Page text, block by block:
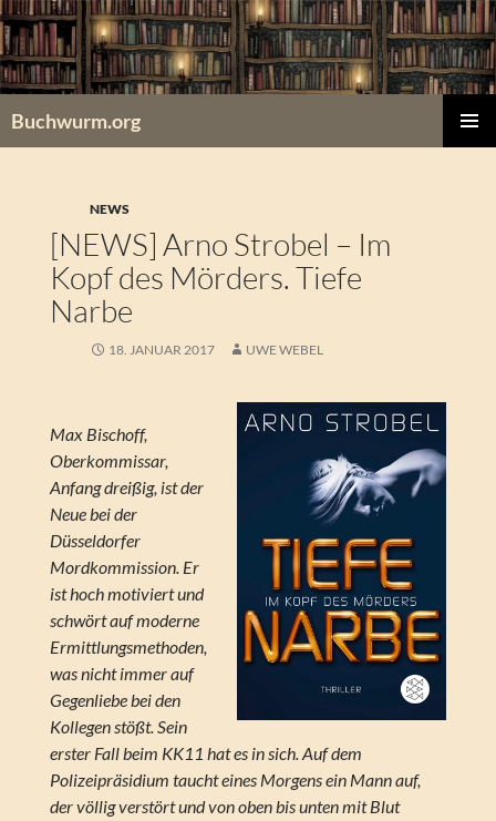
Zum
Inhalt
springen
Buchwurm.org
NEWS
[NEWS] Arno Strobel – Im
Kopf des Mörders. Tiefe
Narbe
18. JANUAR 2017 UWE WEBEL
Max Bischoff,
Oberkommissar,
Anfang dreißig, ist der
Neue bei der
Düsseldorfer
Mordkommission. Er
ist hoch motiviert und
schwört auf moderne
Ermittlungsmethoden,
was nicht immer auf
Gegenliebe bei den
Kollegen stößt. Sein
erster Fall beim KK11 hat es in sich. Auf dem
Polizeipräsidium taucht eines Morgens ein Mann auf,
der völlig verstört und von oben bis unten mit Blut